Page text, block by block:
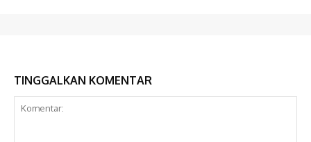
TINGGALKAN KOMENTAR